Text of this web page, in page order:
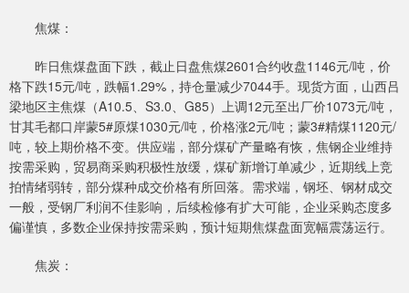
焦煤：
昨日焦煤盘面下跌，截止日盘焦煤2601合约收盘1146元/吨，价
格下跌15元/吨，跌幅1.29%，持仓量减少7044手。现货方面，山西吕
梁地区主焦煤（A10.5、S3.0、G85）上调12元至出厂价1073元/吨，
甘其毛都口岸蒙5#原煤1030元/吨，价格涨2元/吨；蒙3#精煤1120元/
吨，较上期价格不变。供应端，部分煤矿产量略有恢，焦钢企业维持
按需采购，贸易商采购积极性放缓，煤矿新增订单减少，近期线上竞
拍情绪弱转，部分煤种成交价格有所回落。需求端，钢坯、钢材成交
一般，受钢厂利润不佳影响，后续检修有扩大可能，企业采购态度多
偏谨慎，多数企业保持按需采购，预计短期焦煤盘面宽幅震荡运行。
焦炭：